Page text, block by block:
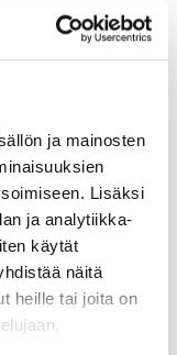
ja mainosten
Lisäksi
ja analytiikka-
käytät
näitä
heille tai joita on
pienille ja
Powered